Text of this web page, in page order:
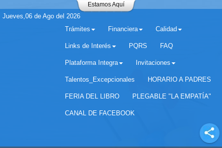
Estamos Aquí
Jueves,06 de Ago del 2026
Trámites
Financiera Calidad
Links de Interés PQRS FAQ
Plataforma Integra Invitaciones
Talentos_Excepcionales HORARIO A PADRES
FERIA DEL LIBRO PLEGABLE "LA EMPATÍA"
CANAL DE FACEBOOK